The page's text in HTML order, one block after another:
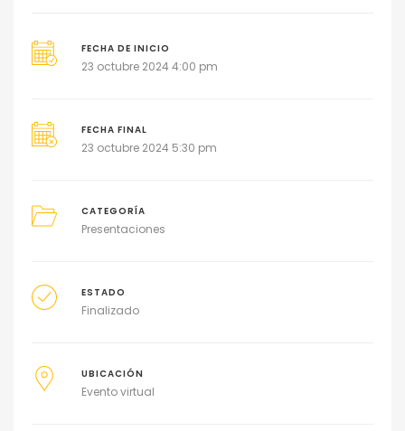
FECHA DE INICIO
23 octubre 2024 4:00 pm
FECHA FINAL
23 octubre 2024 5:30 pm
ESTADO
Finalizado
UBICACIÓN
Evento virtual
CATEGORÍA
Presentaciones